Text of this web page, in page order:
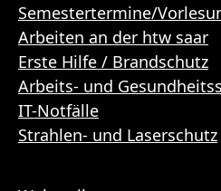
Semestertermine/
Arbeiten an der htw saar
Erste Hilfe / Brandschutz
Arbeits- und
IT-Notfälle
Strahlen- und Laserschutz